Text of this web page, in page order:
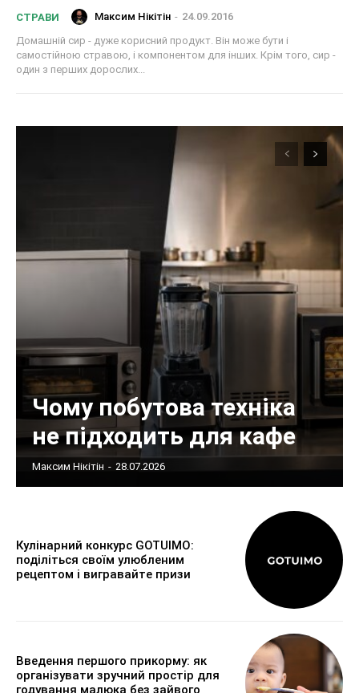
СТРАВИ Максим Нікітін - 24.09.2016
Домашній сир - дуже корисний продукт. Він може бути і
самостійною стравою, і компонентом для інших. Крім того, сир -
один з перших дорослих...
Чому побутова техніка
не підходить для кафе
Максим Нікітін - 28.07.2026
Кулінарний конкурс GOTUIMO:
поділіться своїм улюбленим
рецептом і вигравайте призи
Введення першого прикорму: як
організувати зручний простір для
годування малюка без зайвого